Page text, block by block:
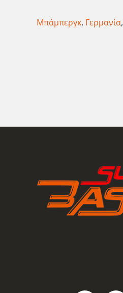
Μπάμπεργκ, Γερμανία,